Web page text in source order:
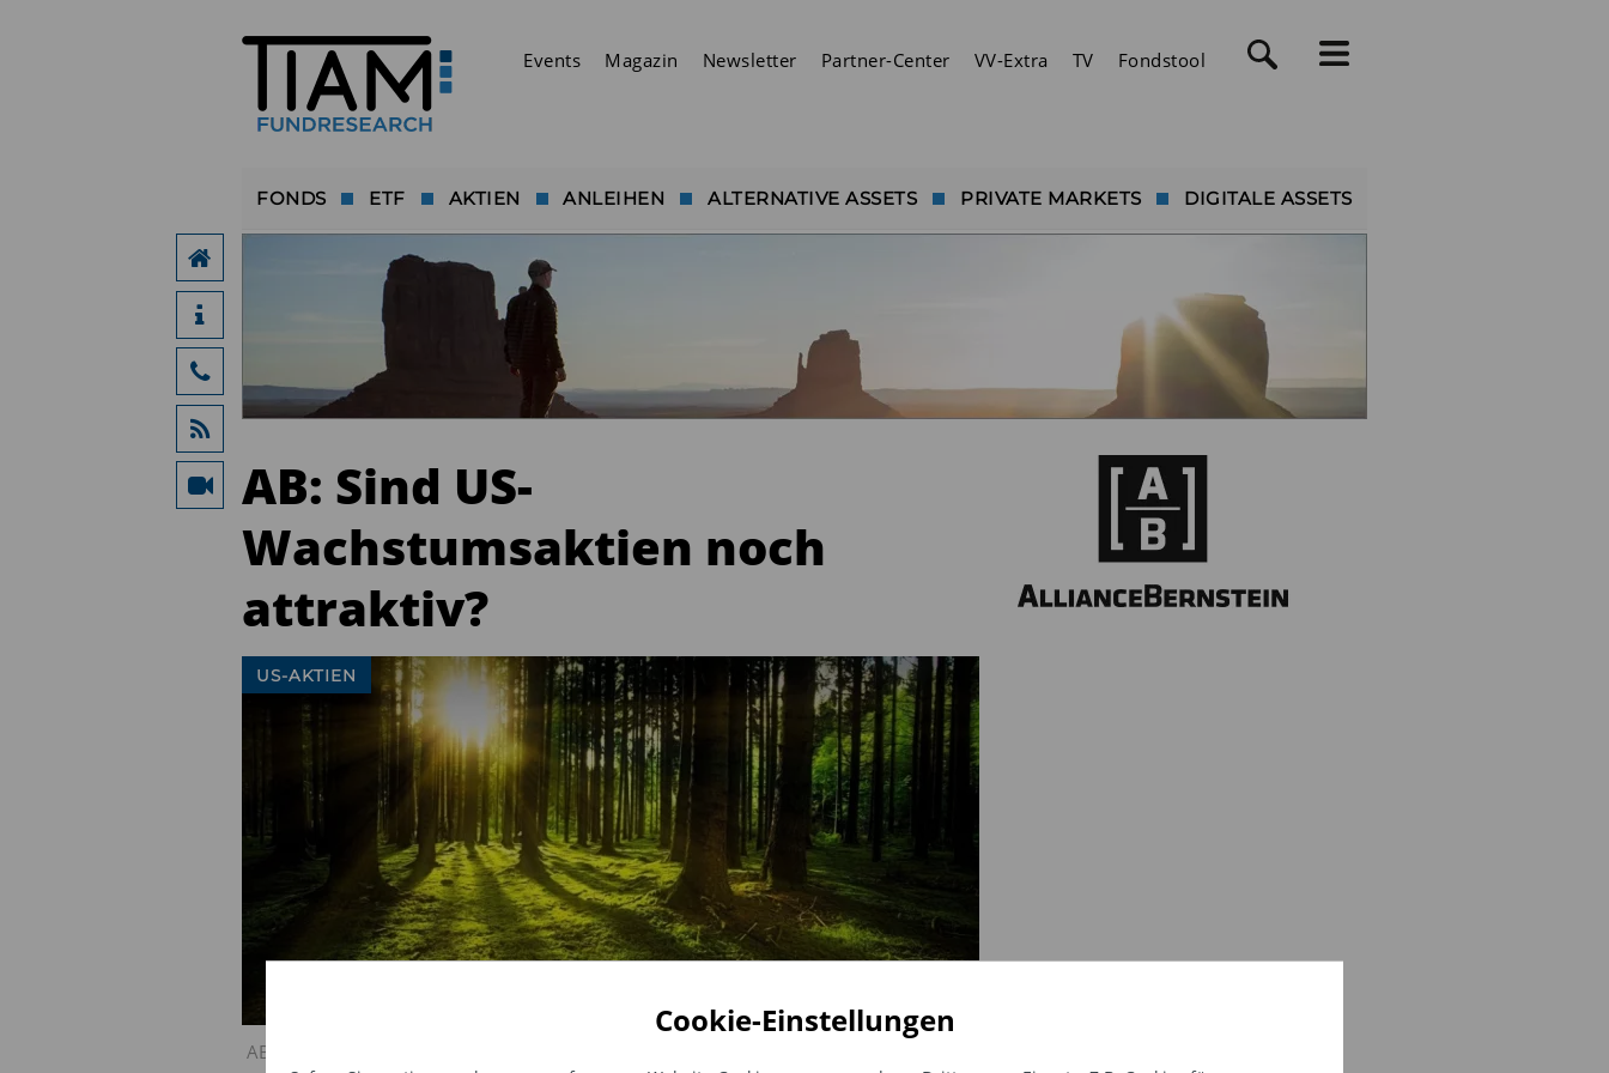
Cookie-Einstellungen
Events Magazin Newsletter Partner-Center VV-Extra TV Fondstool
FONDS ETF AKTIEN ANLEIHEN ALTERNATIVE ASSETS PRIVATE MARKETS DIGITALE ASSETS
AB: Sind US-
Wachstumsaktien noch
attraktiv?
AB: Sind US-Wachstumsaktien noch attraktiv?
US-AKTIEN